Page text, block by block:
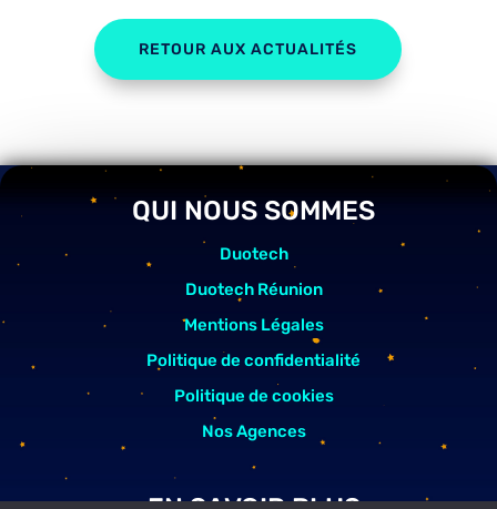
RETOUR AUX ACTUALITÉS
QUI NOUS SOMMES
Duotech
Duotech Réunion
Mentions Légales
Politique de confidentialité
Politique de cookies
Nos Agences